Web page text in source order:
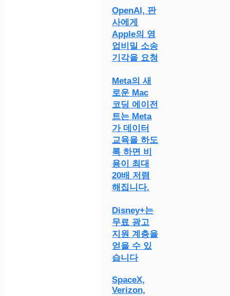
OpenAI, 판
사에게
Apple의 영
업비밀 소송
기각을 요청
Meta의 새
로운 Mac
코딩 에이전
트는 Meta
가 데이터
교육을 하도
록 하면 비
용이 최대
20배 저렴
해집니다.
Disney+는
무료 광고
지원 계층을
얻을 수 있
습니다
SpaceX,
Verizon,